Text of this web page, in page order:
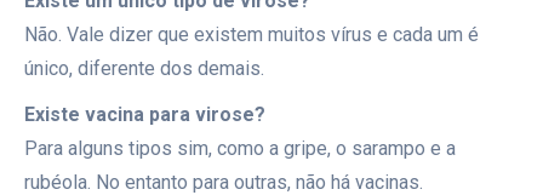
Não. Vale dizer que existem muitos vírus e cada um é
único, diferente dos demais.
Existe vacina para virose?
Para alguns tipos sim, como a gripe, o sarampo e a
rubéola. No entanto para outras, não há vacinas.